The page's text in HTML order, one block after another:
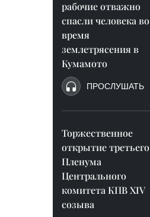
рабочие отважно
спасли человека во
время
землетрясения в
Кумамото
ПРОСЛУШАТЬ
Торжественное
открытие третьего
Пленума
Центрального
комитета КПВ XIV
созыва